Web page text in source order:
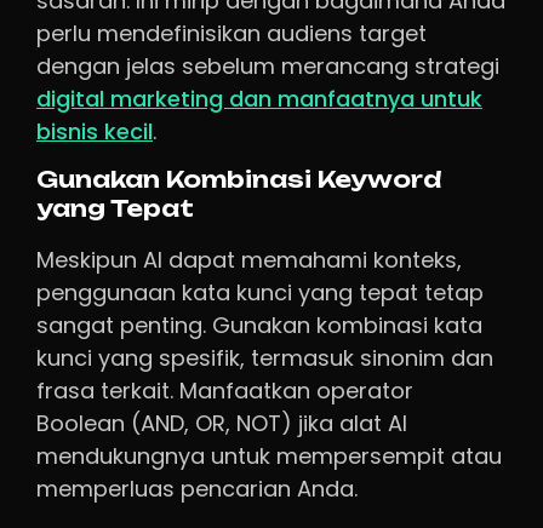
perlu mendefinisikan audiens target
dengan jelas sebelum merancang strategi
digital marketing dan manfaatnya untuk
bisnis kecil.
Gunakan Kombinasi Keyword
yang Tepat
Meskipun AI dapat memahami konteks,
penggunaan kata kunci yang tepat tetap
sangat penting. Gunakan kombinasi kata
kunci yang spesifik, termasuk sinonim dan
frasa terkait. Manfaatkan operator
Boolean (AND, OR, NOT) jika alat AI
mendukungnya untuk mempersempit atau
memperluas pencarian Anda.